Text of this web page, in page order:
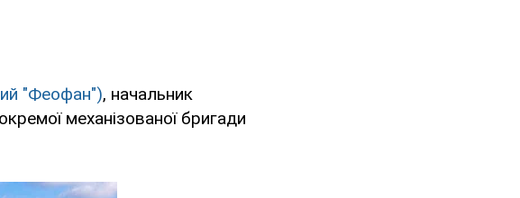
"Феофан"), начальник
механізованої бригади